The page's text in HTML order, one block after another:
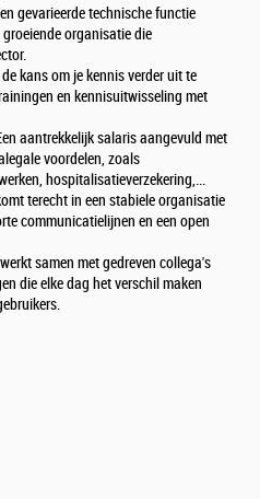
gevarieerde technische functie
organisatie die
kans om je kennis verder uit te
en kennisuitwisseling met
aantrekkelijk salaris aangevuld met
voordelen, zoals
hospitalisatieverzekering,...
terecht in een stabiele organisatie
communicatielijnen en een open
samen met gedreven collega's
die elke dag het verschil maken